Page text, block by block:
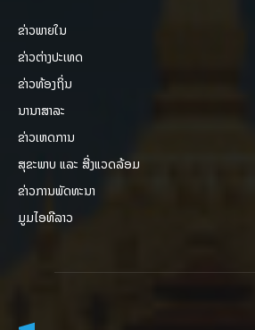
ຂ່າວພາຍ​ໃນ
ຂ່າວຕ່າງປະເທດ
ຂ່າວທ້ອງຖິ່ນ
ນານາສາລະ
ຂ່າວເຫດການ
ສຸຂະພາບ ແລະ ສີ່ງແວດລ້ອມ
ຂ່າວການພັດທະນາ
ມູມໄອທີລາວ